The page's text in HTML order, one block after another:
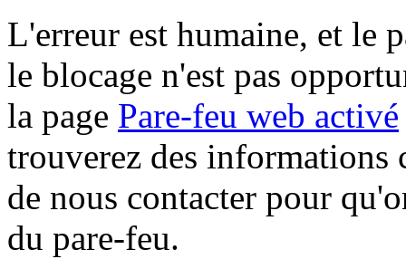
L'erreur est humaine, et le
le blocage n'est pas
la page Pare-feu web activé
trouverez des informations
de nous contacter pour
du pare-feu.